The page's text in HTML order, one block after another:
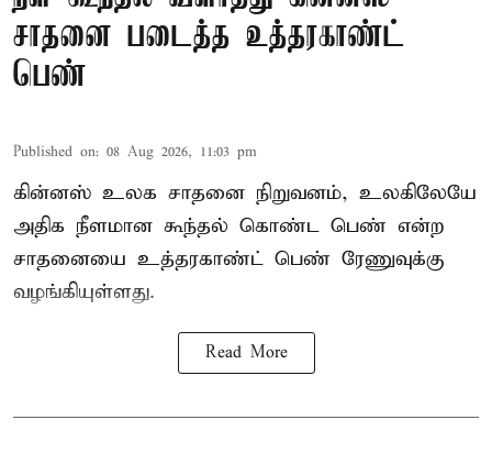
சாதனை படைத்த உத்தரகாண்ட்
பெண்
Published on: 08 Aug 2026, 11:03 pm
கின்னஸ் உலக சாதனை நிறுவனம், உலகிலேயே
அதிக நீளமான கூந்தல் கொண்ட பெண் என்ற
சாதனையை உத்தரகாண்ட் பெண் ரேணுவுக்கு
வழங்கியுள்ளது.
Read More